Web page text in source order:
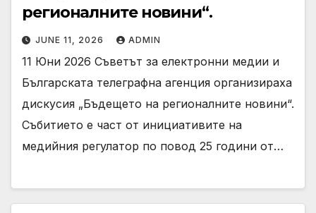
регионалните новини“.
JUNE 11, 2026 ADMIN
11 Юни 2026 Съветът за електронни медии и
Българската телеграфна агенция организираха
дискусия „Бъдещето на регионалните новини“.
Събитието е част от инициативите на
медийния регулатор по повод 25 години от…